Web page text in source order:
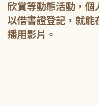
欣賞等動態活動，個
以借書證登記，就能
播用影片。